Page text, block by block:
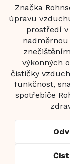
Značka
úpravu
prostředí
výkonných
čističky
funkčnost,
spotřebiče